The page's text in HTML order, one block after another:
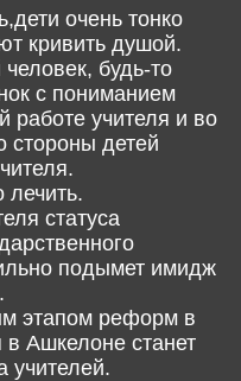
очень тонко
кривить душой.
будь-то
с пониманием
работе учителя и во
стороны детей
лечить.
статуса
подымет имидж
этапом реформ в
Ашкелоне станет
учителей.